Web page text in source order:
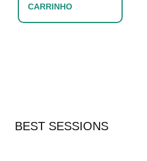
CARRINHO
BEST SESSIONS